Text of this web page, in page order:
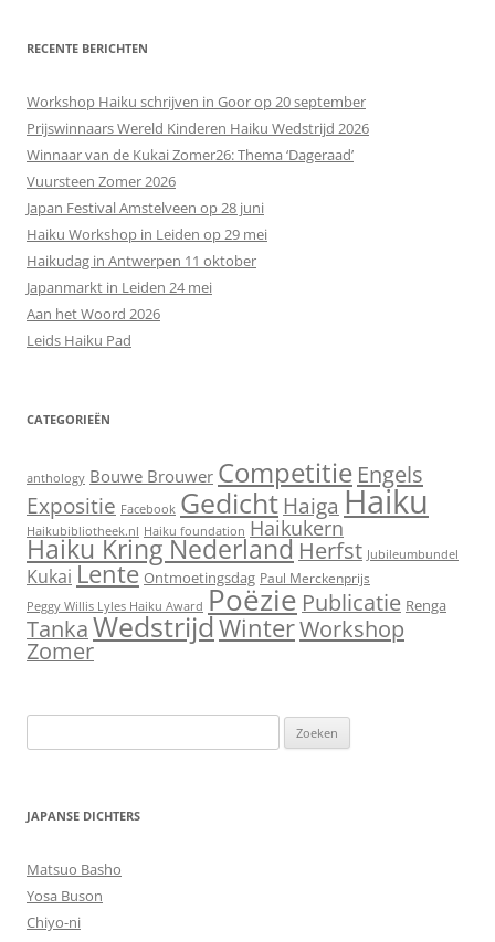
RECENTE BERICHTEN
Workshop Haiku schrijven in Goor op 20 september
Prijswinnaars Wereld Kinderen Haiku Wedstrijd 2026
Winnaar van de Kukai Zomer26: Thema ‘Dageraad’
Vuursteen Zomer 2026
Japan Festival Amstelveen op 28 juni
Haiku Workshop in Leiden op 29 mei
Haikudag in Antwerpen 11 oktober
Japanmarkt in Leiden 24 mei
Aan het Woord 2026
Leids Haiku Pad
CATEGORIEËN
anthology Bouwe Brouwer Competitie Engels
Expositie Facebook Gedicht Haiga Haiku
Haikubibliotheek.nl Haiku foundation Haikukern
Haiku Kring Nederland Herfst Jubileumbundel
Kukai Lente Ontmoetingsdag Paul Merckenprijs
Peggy Willis Lyles Haiku Award Poëzie Publicatie Renga
TankaWedstrijdWinterWorkshop
Zomer
naar:
JAPANSE DICHTERS
Matsuo Basho
Yosa Buson
Chiyo-ni